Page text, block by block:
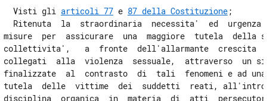
11
12
12 bis
12 ter
  Visti gli
articoli 77 e 87 della Costituzione;
Ritenuta  la  straordinaria  necessita'  ed  urgenza
misure  per  assicurare  una  maggiore  tutela  della
collettivita',   a  fronte  dell'allarmante  crescita
collegati  alla  violenza  sessuale,  attraverso  un
finalizzate  al  contrasto  di  tali  fenomeni e ad
tutela  delle  vittime  dei  suddetti  reati,
disciplina  organica  in  materia  di  atti